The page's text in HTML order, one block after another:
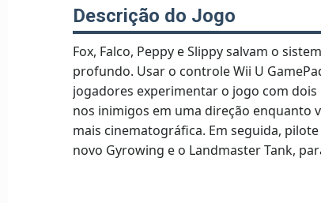
Descrição do Jogo
Fox, Falco, Peppy e Slippy salvam o
profundo. Usar o controle Wii U
jogadores experimentar o jogo com
nos inimigos em uma direção enquanto
mais cinematográfica. Em seguida,
novo Gyrowing e o Landmaster Tank,